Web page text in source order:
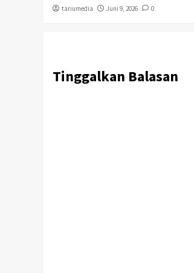
tariumedia Juni 9, 2026 0
Tinggalkan Balasan